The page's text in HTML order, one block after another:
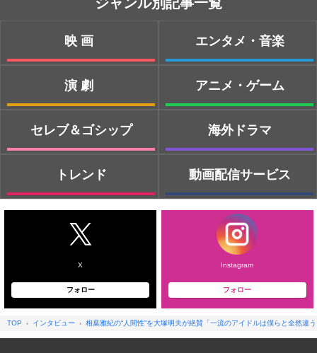
映画
演劇
セレブ＆ゴシップ
トレンド
エンタメ・音楽
アニメ・ゲーム
海外ドラマ
動画配信サービス
X
フォロー
Instagram
フォロー
TOP インタビュー 相葉雅紀の“人間性”を大塚明夫が絶賛「一流のアイドルは僕らと全然違